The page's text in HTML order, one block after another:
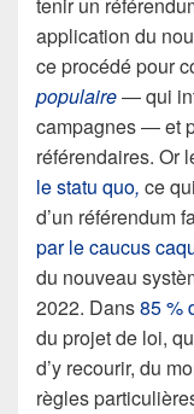
tenir un
application du
ce procédé pour
populaire― qui
campagnes ― et
référendaires. Or
le statu quo, ce
d’un référendum
par le caucus
du nouveau
2022. Dans85 %
du projet de loi,
d’y recourir, du
règles